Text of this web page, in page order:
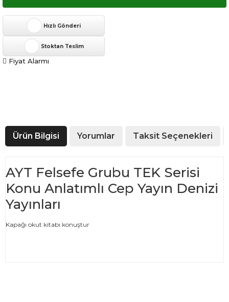
Hızlı Gönderi
Stoktan Teslim
Fiyat Alarmı
Ürün Bilgisi Yorumlar Taksit Seçenekleri
AYT Felsefe Grubu TEK Serisi
Konu Anlatımlı Cep Yayın Denizi
Yayınları
Kapağı okut kitabı konuştur